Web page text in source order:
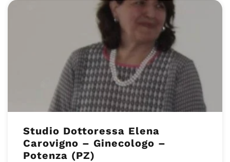
Studio Dottoressa Elena
Carovigno – Ginecologo –
Potenza (PZ)